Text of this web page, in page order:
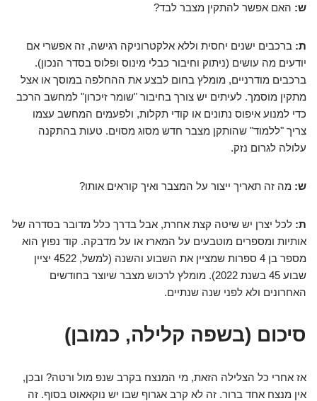
ש: האם אפשר להתקין מצבר לבד?
ת: ברכבים ישנים יחסית וללא אלקטרוניקה רגישה, זה אפשרי אם
יודעים מה עושים (ניתוק וחיבור כבלי מינוס ופלוס בסדר הנכון).
ברכבים מודרניים, מומלץ בחום לבצע את ההחלפה במוסך או אצל
מתקין מוסמך. לעיתים יש צורך בחיבור "שומר זיכרון" למחשב הרכב
כדי למנוע איפוס נתונים או קודי תקלות, ולפעמים המחשב עצמו
צריך "ללמוד" שהותקן מצבר חדש מסוג מסוים. טעות בהתקנה
עלולה לגרום נזק.
ש: מה זה תאריך ייצור על המצבר ואיך קוראים אותו?
ת: לכל יצרן יש שיטה קצת אחרת, אבל בדרך כלל מדובר בסדרה של
אותיות ומספרים מוטבעים על המארז או על מדבקה. קוד נפוץ הוא
מספר בן 4 ספרות שמציין את השבוע והשנה (למשל, 4522 יציין
שבוע 45 בשנת 2022). מומלץ לרכוש מצבר שיוצר בחודשים
האחרונים ולא לפני שנה שנתיים.
סיכום (בשפה קלילה, כמובן)
אז אחרי כל הצלילה הזאת, מי המנצח בקרב שנפ מול ורטה? ובכן,
אין מנצח אחד ברור. זה לא קרב אגרוף שבו יש נוקאאוט בסוף. זה